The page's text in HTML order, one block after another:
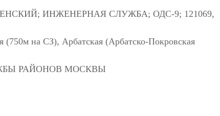
ИНЖЕНЕРНАЯ СЛУЖБА; ОДС-9; 121069,
на СЗ), Арбатская (Арбатско-Покровская
РАЙОНОВ МОСКВЫ